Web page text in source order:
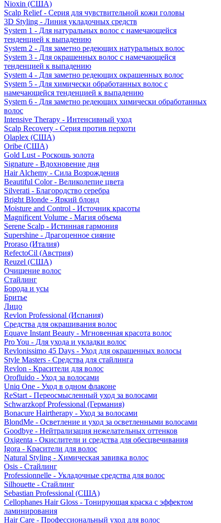
Nioxin (США)
Scalp Relief - Серия для чувствительной кожи головы
3D Styling - Линия укладочных средств
System 1 - Для натуральных волос с намечающейся
тенденцией к выпадению
System 2 - Для заметно редеющих натуральных волос
System 3 - Для окрашенных волос с намечающейся
тенденцией к выпадению
System 4 - Для заметно редеющих окрашенных волос
System 5 - Для химически обработанных волос с
намечающейся тенденцией к выпадению
System 6 - Для заметно редеющих химически обработанных
волос
Intensive Therapy - Интенсивный уход
Scalp Recovery - Серия против перхоти
Olaplex (США)
Oribe (США)
Gold Lust - Роскошь золота
Signature - Вдохновение дня
Hair Alchemy - Сила Возрождения
Beautiful Color - Великолепие цвета
Silverati - Благородство серебра
Bright Blonde - Яркий блонд
Moisture and Control - Источник красоты
Magnificent Volume - Магия объема
Serene Scalp - Истинная гармония
Supershine - Драгоценное сияние
Proraso (Италия)
RefectoCil (Австрия)
Reuzel (США)
Очищение волос
Стайлинг
Борода и усы
Бритье
Лицо
Revlon Professional (Испания)
Средства для окрашивания волос
Equave Instant Beauty - Мгновенная красота волос
Pro You - Для ухода и укладки волос
Revlonissimo 45 Days - Уход для окрашенных волосы
Style Masters - Средства для стайлинга
Revlon - Красители для волос
Orofluido - Уход за волосами
Uniq One - Уход в одном флаконе
ReStart - Переосмысленный уход за волосами
Schwarzkopf Professional (Германия)
Bonacure Hairtherapy - Уход за волосами
BlondMe - Осветление и уход за осветленными волосами
Goodbye - Нейтрализация нежелательных оттенков
Oxigenta - Окислители и средства для обесцвечивания
Igora - Красители для волос
Natural Styling - Химическая завивка волос
Osis - Стайлинг
Professionnelle - Укладочные средства для волос
Silhouette - Стайлинг
Sebastian Professional (США)
Cellophanes Hair Gloss - Тонирующая краска с эффектом
ламинирования
Hair Care - Профессиональный уход для волос